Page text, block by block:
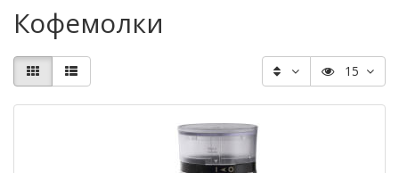
Кофемолки
15